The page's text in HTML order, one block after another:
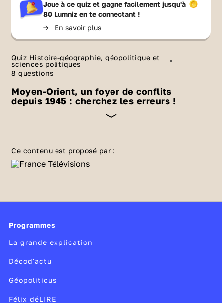
Joue à ce quiz et gagne facilement jusqu'à
80 Lumniz en te connectant !
-> En savoir plus
Quiz Histoire-géographie, géopolitique et
sciences politiques
8 questions
Moyen-Orient, un foyer de conflits
depuis 1945 : cherchez les erreurs !
devient, durant la guerre froide, l'un des
terrains où s'affrontent l'URSS et les Etats-
ouvertes. Avec ce quiz, cherchez les intrus !
Ce contenu est proposé par :
Programmes
La grande explication
Décod'actu
Géopoliticus
Félix déLIRE